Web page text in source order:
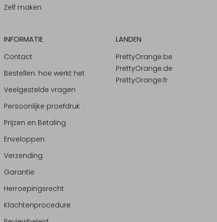
Zelf maken
INFORMATIE
Contact
Bestellen: hoe werkt het
Veelgestelde vragen
Persoonlijke proefdruk
Prijzen en Betaling
Enveloppen
Verzending
Garantie
Herroepingsrecht
Klachtenprocedure
LANDEN
PrettyOrange.be
PrettyOrange.de
PrettyOrange.fr